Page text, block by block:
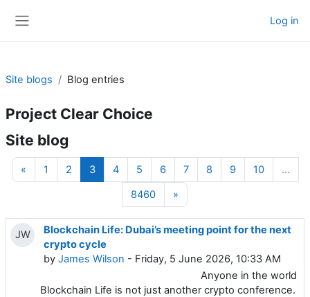
Log in
Site blogs Blog entries
Project Clear Choice
Site blog
«Previous page
1 Page 1
2Page 2
3Page 3
4Page 4
5Page 5
6Page 6
7Page 7
8Page 8
9Page 9
10Page 10
…
8460Page 8460
»
JW
Blockchain Life: Dubai’s meeting point for the next
crypto cycle
by James Wilson - Friday, 5 June 2026, 10:33 AM
Anyone in the world
Blockchain Life is not just another crypto conference.